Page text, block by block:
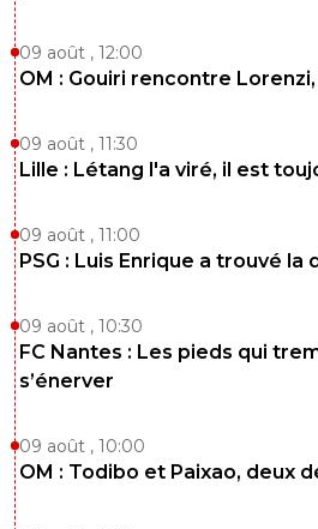
09 août , 12:00
OM : Gouiri rencontre
09 août , 11:30
Lille : Létang l'a viré, il est
09 août , 11:00
PSG : Luis Enrique a trouvé
09 août , 10:30
FC Nantes : Les pieds qui
s’énerver
09 août , 10:00
OM : Todibo et Paixao, deux